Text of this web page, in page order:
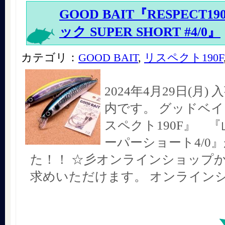
GOOD BAIT『
ック SUPER SHORT #4/0』
カテゴリ： GOOD BAIT, リスペクト190F
2024年4月29日(月)
内です。 グッドベ
スペクト190F』 『
ーパーショート4/0
た！！ ☆彡オンラインショップ
求めいただけます。 オンライン